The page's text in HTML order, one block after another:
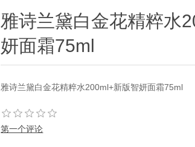
雅诗兰黛白金花精粹水
妍面霜75ml
雅诗兰黛白金花精粹水200ml+新版智妍面霜75ml
第一个评论